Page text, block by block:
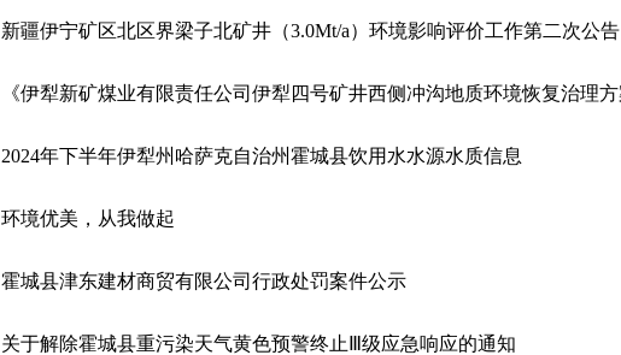
新疆伊宁矿区北区界梁子北矿井（3.0Mt/a）环境影响评价工作第二次公告
2024年下半年伊犁州哈萨克自治州霍城县饮用水水源水质信息
环境优美，从我做起
霍城县津东建材商贸有限公司行政处罚案件公示
关于解除霍城县重污染天气黄色预警终止Ⅲ级应急响应的通知